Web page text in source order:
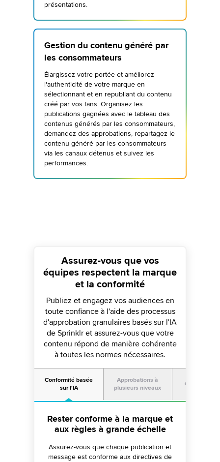
présentations.
Gestion du contenu généré par
les consommateurs
Élargissez votre portée et améliorez
l'authenticité de votre marque en
sélectionnant et en republiant du contenu
créé par vos fans. Organisez les
publications gagnées avec le tableau des
contenus générés par les consommateurs,
demandez des approbations, repartagez le
contenu généré par les consommateurs
via les canaux détenus et suivez les
performances.
Assurez-vous que vos
équipes respectent la marque
et la conformité
Publiez et engagez vos audiences en
toute confiance à l'aide des processus
d'approbation granulaires basés sur l'IA
de Sprinklr et assurez-vous que votre
contenu répond de manière cohérente
à toutes les normes nécessaires.
Conformité basée
sur l'IA
Approbations à
plusieurs niveaux
Gestion de
Rester conforme à la marque et
aux règles à grande échelle
Assurez-vous que chaque publication et
message est conforme aux directives de
Optimisez la gouvernance avec
des workflows d'approbation
Créez des processus d'approbation
Limitez les risques et protégez
votre marque
Prévenez les crises en configurant des
workflows qui interrompent instantanément